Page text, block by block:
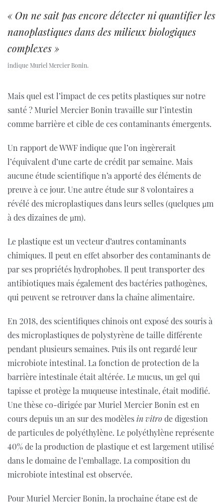
« On ne sait pas encore détecter ni quantifier les
nanoplastiques dans des milieux biologiques
complexes »
indique Muriel Mercier Bonin.
Mais quel est l’impact de ces petits plastiques sur notre
santé ? Muriel Mercier Bonin travaille sur l’intestin
comme barrière et cible de ces contaminants émergents.
Un rapport de WWF indique que l’on ingèrerait
l’équivalent d’une carte de crédit par semaine. Mais
aucune étude scientifique n’a apporté des éléments de
preuve à ce jour. Une autre étude sur 8 volontaires a
révélé des microplastiques dans leurs selles (quelques µm
à des dizaines de µm).
Le plastique est un vecteur d’autres contaminants
chimiques. Il peut en effet absorber des contaminants de
par ses propriétés hydrophobes. Il peut transporter des
antibiotiques mais également des bactéries pathogènes,
qui peuvent se retrouver dans la chaîne alimentaire.
En 2018, des scientifiques chinois ont exposé des souris à
des microplastiques de polystyrène de taille différente
pendant plusieurs semaines. Puis ils ont regardé leur
microbiote intestinal. La fonction de protection de la
barrière intestinale était altérée. Le mucus, un gel qui
tapisse et protège la muqueuse intestinale, était modifié.
Une thèse co-dirigée par Muriel Mercier Bonin est en
cours depuis un an sur des modèlesin vitro de digestion
de particules de polyéthylène. Le polyéthylène représente
40% de la production de plastique et est largement utilisé
dans le domaine de l’emballage. La composition du
microbiote intestinal est observée.
Pour Muriel Mercier Bonin, la prochaine étape est de